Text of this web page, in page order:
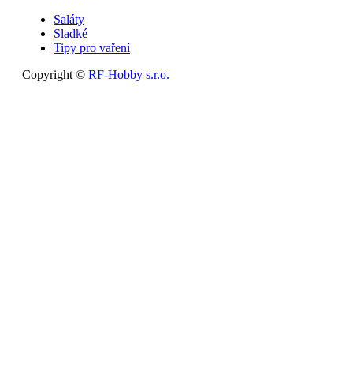
Saláty
Sladké
Tipy pro vaření
Copyright © RF-Hobby s.r.o.